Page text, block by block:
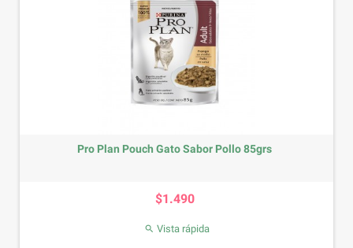
Pro Plan Pouch Gato Sabor Pollo 85grs
$1.490
 Vista rápida